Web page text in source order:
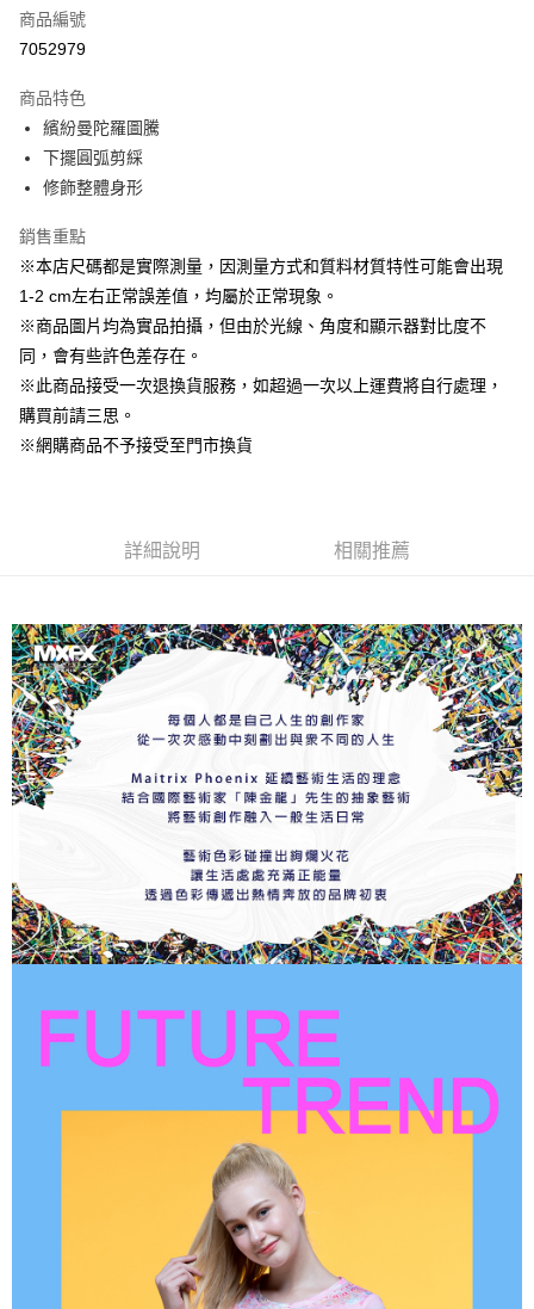
超商取貨付款
Apple Pay
街口支付
AFTEE先享後付
相關說明
AFTEE先享後付是「在收到商品之後才付款」的支付方式。 讓您購物簡單
便利好安心！
１．簡單：不需註冊會員、不需綁卡、不需儲值。
２．便利：只要手機號碼，簡訊認證，即可結帳。
３．安心：先確認商品／服務後，再付款。
３．收到繳費通知簡訊後14天內，點擊此簡訊中的連結，可透過四大超商／
後付繳納相關費用。
※ 交易是否成功請以「AFTEE先享後付 」之結帳頁面顯示為準，若有關於
是否繳費成功／繳費後需取消欲退款等相關疑問，請聯繫「AFTEE先享後付
客戶支援中心」
https://netprotections.freshdesk.com/support/home
【注意事項】
１．透過由恩沛科技股份有限公司提供之「AFTEE先享後付」服務完成之交
易，需依本服務之必要範圍內提供個人資料，並將交易相關給付款項請求債
權轉讓予恩沛科技股份有限公司。
２．關於個人資料處理事宜，請瀏覽以下網址：
https://aftee.tw/terms/#terms3
３．未成年的使用者請事先徵得法定代理人或監護人之同意方可使用
「AFTEE先享後付」，若未經同意申辦者引起之損失，本公司不負相關責
任。
４．使用「AFTEE先享後付」時，將依據個別帳號之用戶狀況，依本公司即
時審查核予不同之上限額度；若仍有額度不足之情形，本公司將視審查結果
恩沛科技股份有限公司將有權停止該用戶之使用額度並採取法律行動。
ATM付款
運送方式
全家取貨付款
每筆NT$60，滿NT$1,500(含以上)免運費
商品編號
7052979
商品特色
繽紛曼陀羅圖騰
下擺圓弧剪綵
修飾整體身形
銷售重點
※本店尺碼都是實際測量，因測量方式和質料材質特性可能會出現
1-2 cm左右正常誤差值，均屬於正常現象。
※商品圖片均為實品拍攝，但由於光線、角度和顯示器對比度不
同，會有些許色差存在。
※此商品接受一次退換貨服務，如超過一次以上運費將自行處理，
購買前請三思。
※網購商品不予接受至門市換貨
詳細說明 相關推薦